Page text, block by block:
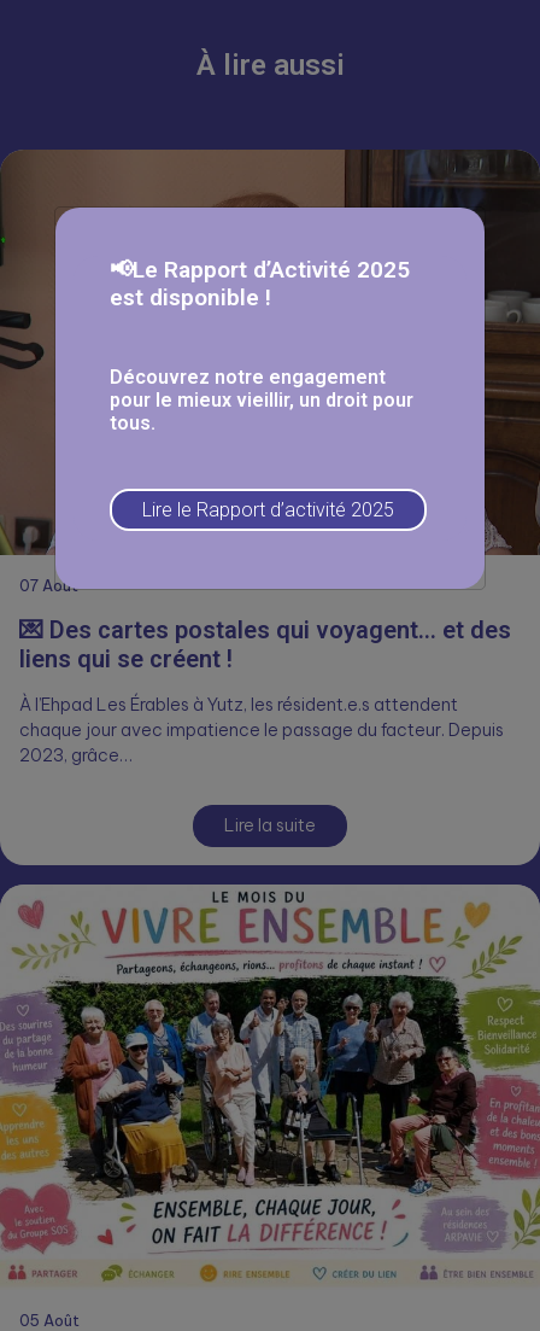
À lire aussi
07 Août
💌 Des cartes postales qui voyagent… et des
liens qui se créent !
À l’Ehpad Les Érables à Yutz, les résident.e.s attendent
chaque jour avec impatience le passage du facteur. Depuis
2023, grâce…
Lire la suite
05 Août
📢Le Rapport d’Activité 2025
est disponible !
Découvrez notre engagement
pour le mieux vieillir, un droit pour
tous.
Lire le Rapport d’activité 2025